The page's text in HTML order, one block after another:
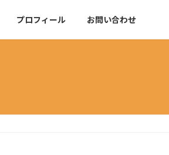
プロフィール お問い合わせ